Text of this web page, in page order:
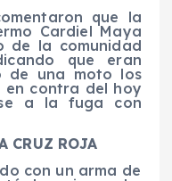
que la
Cardiel Maya
de la comunidad
que eran
de una moto los
en contra del hoy
a la fuga con
CRUZ ROJA
con un arma de